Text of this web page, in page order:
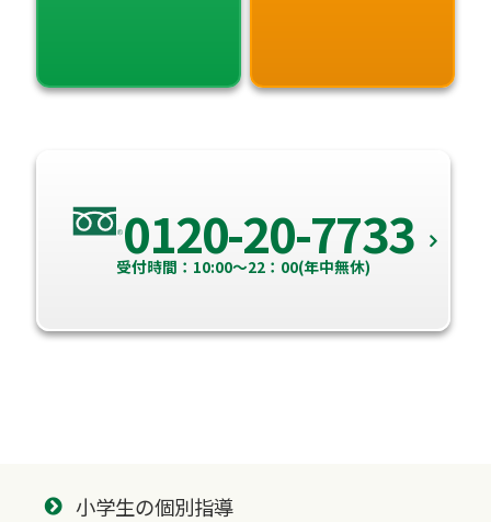
0120-20-7733
受付時間：10:00～22：00(年中無休)
小学生の個別指導